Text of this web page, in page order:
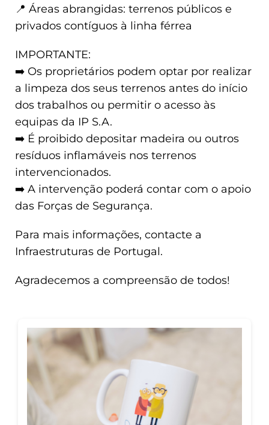
📍 Áreas abrangidas: terrenos públicos e
privados contíguos à linha férrea
IMPORTANTE:
➡️ Os proprietários podem optar por realizar
a limpeza dos seus terrenos antes do início
dos trabalhos ou permitir o acesso às
equipas da IP S.A.
➡️ É proibido depositar madeira ou outros
resíduos inflamáveis nos terrenos
intervencionados.
➡️ A intervenção poderá contar com o apoio
das Forças de Segurança.
Para mais informações, contacte a
Infraestruturas de Portugal.
Agradecemos a compreensão de todos!